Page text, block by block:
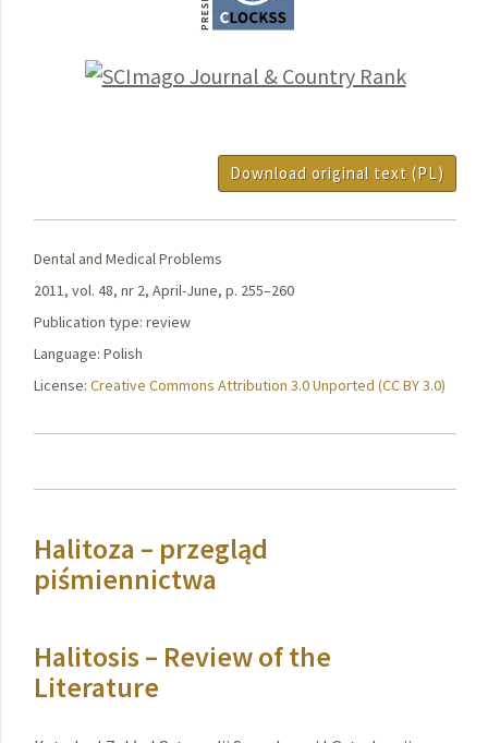
Download original text (PL)
Dental and Medical Problems
2011, vol. 48, nr 2, April-June, p. 255–260
Publication type: review
Language: Polish
License: Creative Commons Attribution 3.0 Unported (CC BY 3.0)
Halitoza – przegląd
piśmiennictwa
Halitosis – Review of the
Literature